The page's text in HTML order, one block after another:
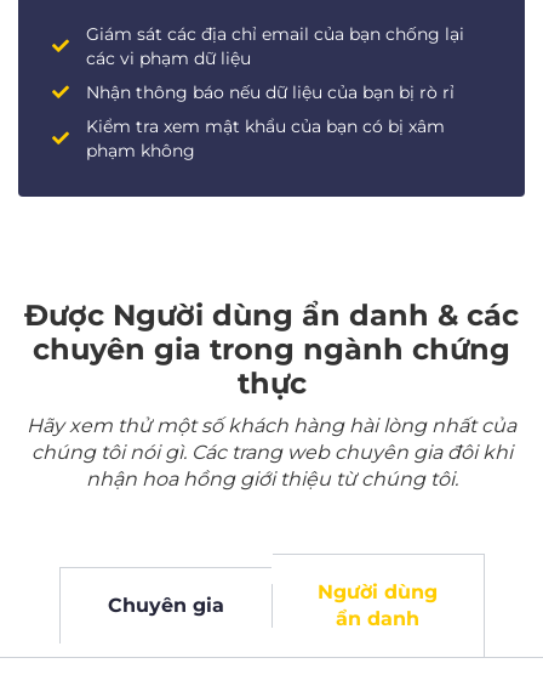
Giám sát các địa chỉ email của bạn chống lại
các vi phạm dữ liệu
Nhận thông báo nếu dữ liệu của bạn bị rò rỉ
Kiểm tra xem mật khẩu của bạn có bị xâm
phạm không
Được Người dùng ẩn danh & các
chuyên gia trong ngành chứng
thực
Hãy xem thử một số khách hàng hài lòng nhất của
chúng tôi nói gì. Các trang web chuyên gia đôi khi
nhận hoa hồng giới thiệu từ chúng tôi.
Chuyên gia
Người dùng
ẩn danh